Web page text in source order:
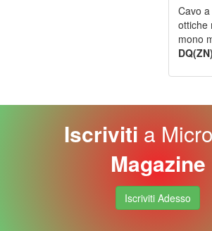
Cavo
ottiche
mono
Iscriviti a
Magazine
Iscriviti Adesso